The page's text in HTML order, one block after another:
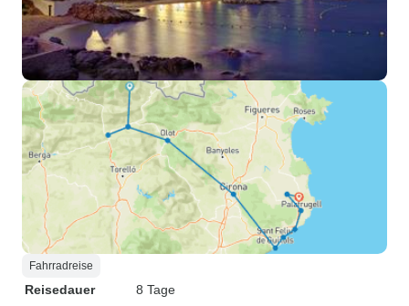
Fahrradreise
Reisedauer
8 Tage